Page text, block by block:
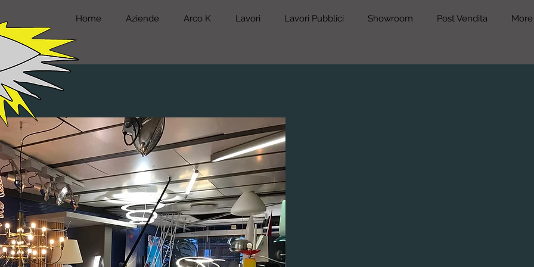
Home Aziende Arco K Lavori Lavori Pubblici Showroom Post Vendita More